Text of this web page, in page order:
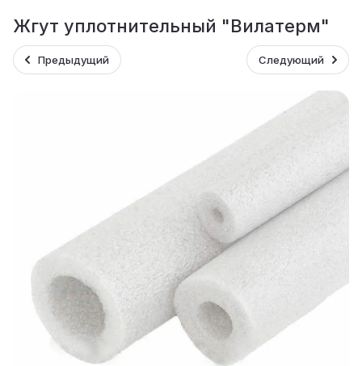
Жгут уплотнительный "Вилатерм"
Предыдущий Следующий